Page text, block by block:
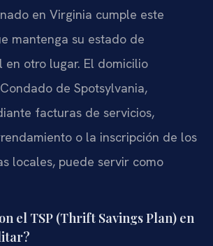
en Virginia cumple este
mantenga su estado de
en otro lugar. El domicilio
de Spotsylvania,
facturas de servicios,
o la inscripción de los
locales, puede servir como
el TSP (Thrift Savings Plan) en